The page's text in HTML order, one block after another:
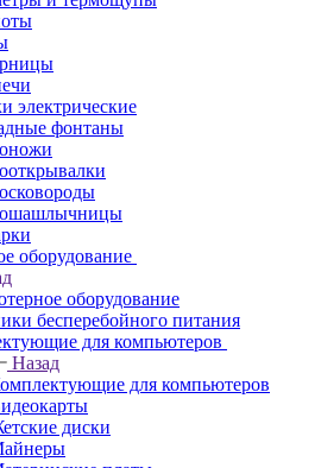
электрические
фонтаны
оборудование
оборудование
бесперебойного питания
для компьютеров
Назад
для компьютеров
диски